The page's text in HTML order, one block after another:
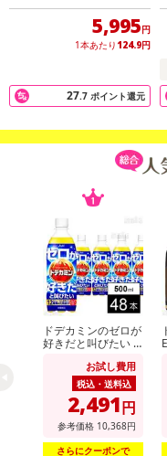
※本商品は沖縄・離島への
【ぷるシャリ 温州みかんゼ
●冷やすとぷるぷる食感
シャーベットとしてお好
●ナトリウム40mg以上配
●温州みかん果汁を10％未
5,995円
1本あたり 124.9円
27.7 ポイント還元
ドデカミンのゼロが
好きだと叫びたい P
お試し費用
税込・送料込
2,491円
参考価格 10,368円
さらにクーポンで